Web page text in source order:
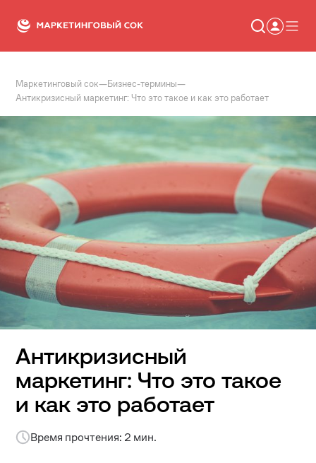
Статьи
Новости
Сервисы
Словарь
Консалтинг
Маркетинговый сок—Бизнес-термины—
Антикризисный маркетинг: Что это такое и как это работает
Антикризисный
маркетинг: Что это такое
и как это работает
Время прочтения: 2 мин.